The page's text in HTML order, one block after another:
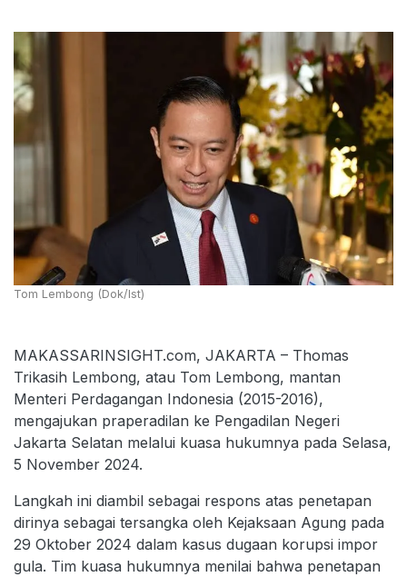
Tom Lembong (Dok/Ist)
MAKASSARINSIGHT.com, JAKARTA – Thomas
Trikasih Lembong, atau Tom Lembong, mantan
Menteri Perdagangan Indonesia (2015-2016),
mengajukan praperadilan ke Pengadilan Negeri
Jakarta Selatan melalui kuasa hukumnya pada Selasa,
5 November 2024.
Langkah ini diambil sebagai respons atas penetapan
dirinya sebagai tersangka oleh Kejaksaan Agung pada
29 Oktober 2024 dalam kasus dugaan korupsi impor
gula. Tim kuasa hukumnya menilai bahwa penetapan